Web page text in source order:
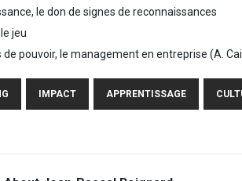
le don de signes de reconnaissances
jeu
de pouvoir, le management en entreprise (A.
IMPACT APPRENTISSAGE